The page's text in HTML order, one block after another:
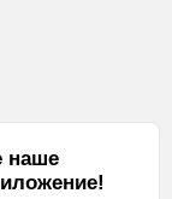
наше